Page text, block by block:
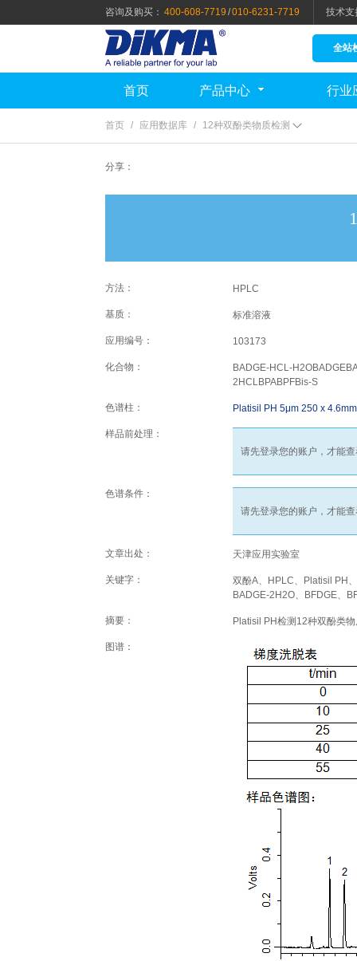
咨询及购买： 400-608-7719 /010-6231-7719 技术支
全站
首页 产品中心 行业
首页 / 应用数据库 / 12种双酚类物质检测
分享：
方法： HPLC
基质： 标准溶液
应用编号： 103173
化合物：
BADGE-HCL-
2HCLBPABPFBis-S
色谱柱： Platisil PH 5μm 250 x 4.6mm
样品前处理：
请先登录您的账户，才能
色谱条件：
请先登录您的账户，才能
文章出处： 天津应用实验室
关键字：
双酚A、HPLC、Platisil PH
BADGE-2H2O、BFDGE、
摘要： Platisil PH检测12种双酚类
图谱：